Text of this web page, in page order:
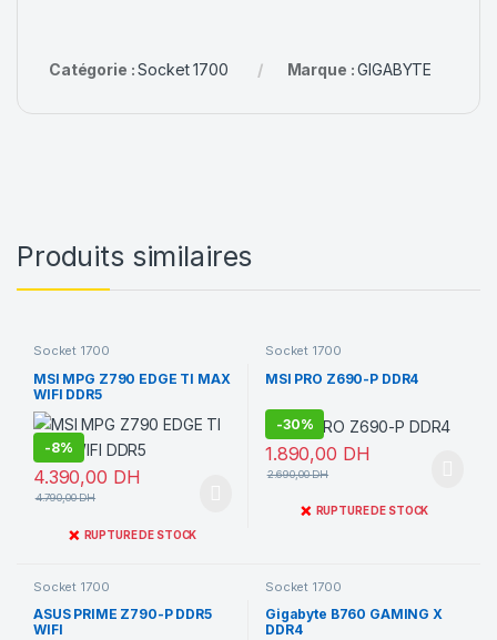
Catégorie :Socket 1700 Marque :GIGABYTE
Produits similaires
Socket 1700
MSI MPG Z790 EDGE TI MAX
WIFI DDR5
-8%
4.390,00 DH
4.790,00DH
❌ RUPTURE DE STOCK
Socket 1700
MSI PRO Z690-P DDR4
-30%
1.890,00 DH
2.690,00DH
❌ RUPTURE DE STOCK
Socket 1700
ASUS PRIME Z790-P DDR5
WIFI
Socket 1700
Gigabyte B760 GAMING X
DDR4